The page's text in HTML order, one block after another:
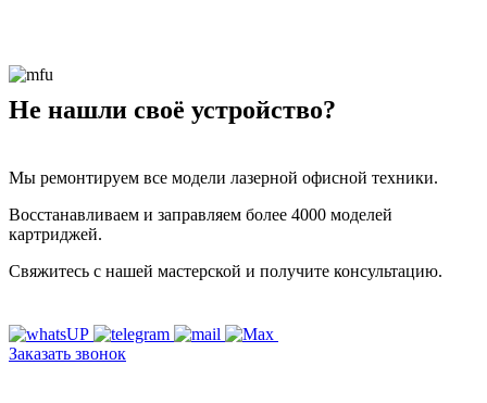
Не нашли своё устройство?
Мы ремонтируем все модели лазерной офисной техники.
Восстанавливаем и заправляем более 4000 моделей
картриджей.
Свяжитесь с нашей мастерской и получите консультацию.
Заказать звонок